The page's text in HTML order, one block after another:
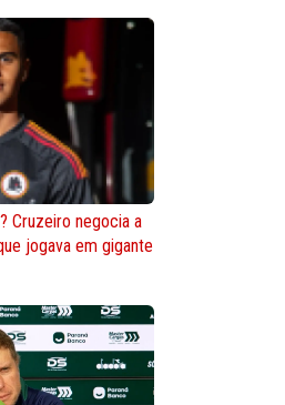
Cruzeiro negocia a
jogava em gigante